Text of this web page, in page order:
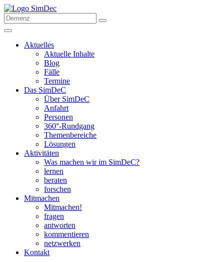
Aktuelles
Aktuelle Inhalte
Blog
Fälle
Termine
Das SimDeC
Über SimDeC
Anfahrt
Personen
360°-Rundgang
Themenbereiche
Lösungen
Aktivitäten
Was machen wir im SimDeC?
lernen
beraten
forschen
Mitmachen
Mitmachen!
fragen
antworten
kommentieren
netzwerken
Kontakt